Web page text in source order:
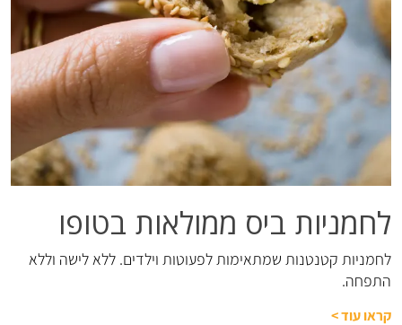
לחמניות ביס ממולאות בטופו
לחמניות קטנטנות שמתאימות לפעוטות וילדים. ללא לישה וללא
התפחה.
קראו עוד>